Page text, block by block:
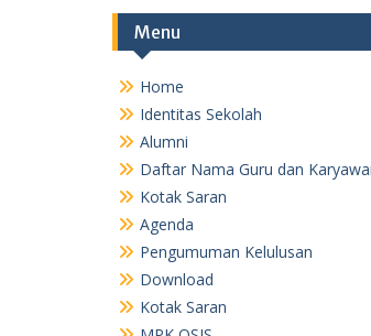
Menu
Home
Identitas Sekolah
Alumni
Daftar Nama Guru dan
Kotak Saran
Agenda
Pengumuman Kelulusan
Download
Kotak Saran